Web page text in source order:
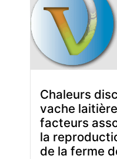
Chaleurs
vache
facteurs
la
de la ferme